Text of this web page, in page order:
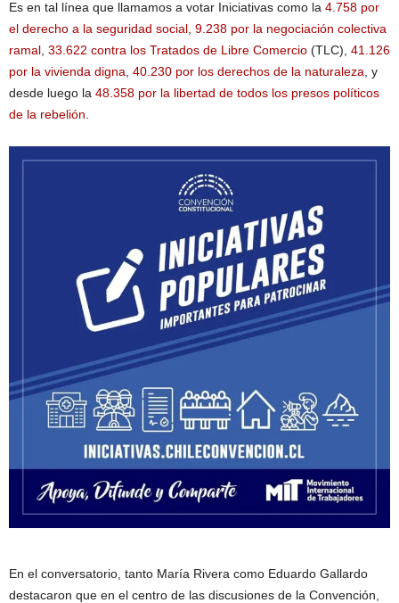
Es en tal línea que llamamos a votar Iniciativas como la 4.758 por
el derecho a la seguridad social 9.238 por la negociación colectiva
ramal 33.622 contra los Tratados de Libre Comercio (TLC), 41.126
por la vivienda digna 40.230 por los derechos de la naturaleza , y
desde luego la 48.358 por la libertad de todos los presos políticos
de la rebelión
En el conversatorio, tanto María Rivera como Eduardo Gallardo
destacaron que en el centro de las discusiones de la Convención,